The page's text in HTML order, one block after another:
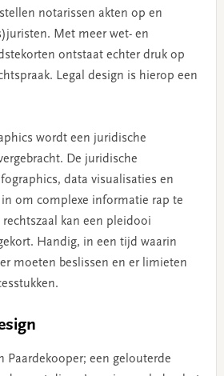
notarissen akten op en
Met meer wet- en
ontstaat echter druk op
Legal design is hierop een
wordt een juridische
De juridische
data visualisaties en
om complexe informatie rap te
kan een pleidooi
Handig, in een tijd waarin
moeten beslissen en er limieten
Paardekooper; een gelouterde